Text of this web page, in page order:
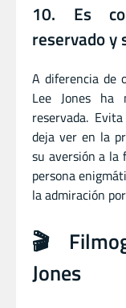
10. Es
reservado y
A diferencia de
Lee Jones ha
reservada.
deja ver en la
su aversión a la
persona
la admiración
🎬
Jones